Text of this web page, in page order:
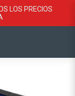
LOS PRECIOS